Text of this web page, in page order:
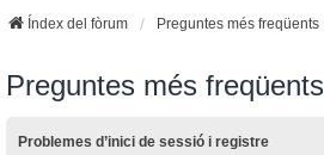
Índex del fòrum Preguntes més freqüents
Preguntes més freqüents
Problemes d’inici de sessió i registre